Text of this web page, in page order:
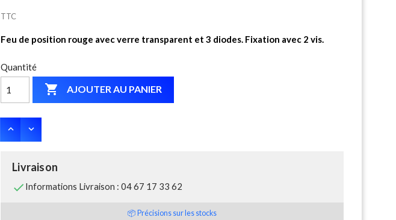
TTC
Feu de position rouge avec verre transparent et 3 diodes. Fixation avec 2 vis.
Quantité
 AJOUTER AU PANIER
Livraison
 Informations Livraison : 04 67 17 33 62
📦 Précisions sur les stocks